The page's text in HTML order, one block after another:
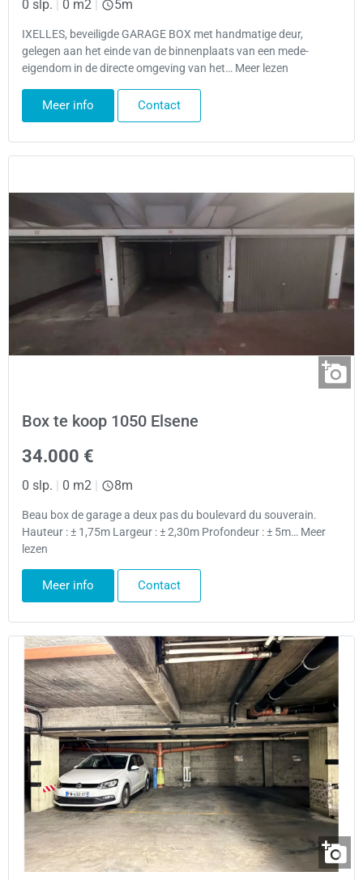
0 slp. | 0 m2 | 5m
IXELLES, beveiligde GARAGE BOX met handmatige deur,
gelegen aan het einde van de binnenplaats van een mede-
eigendom in de directe omgeving van het… Meer lezen
Meer info Contact
Box te koop 1050 Elsene
34.000 €
0 slp. | 0 m2 | 8m
Beau box de garage a deux pas du boulevard du souverain.
Hauteur : ± 1,75m Largeur : ± 2,30m Profondeur : ± 5m… Meer
lezen
Meer info Contact